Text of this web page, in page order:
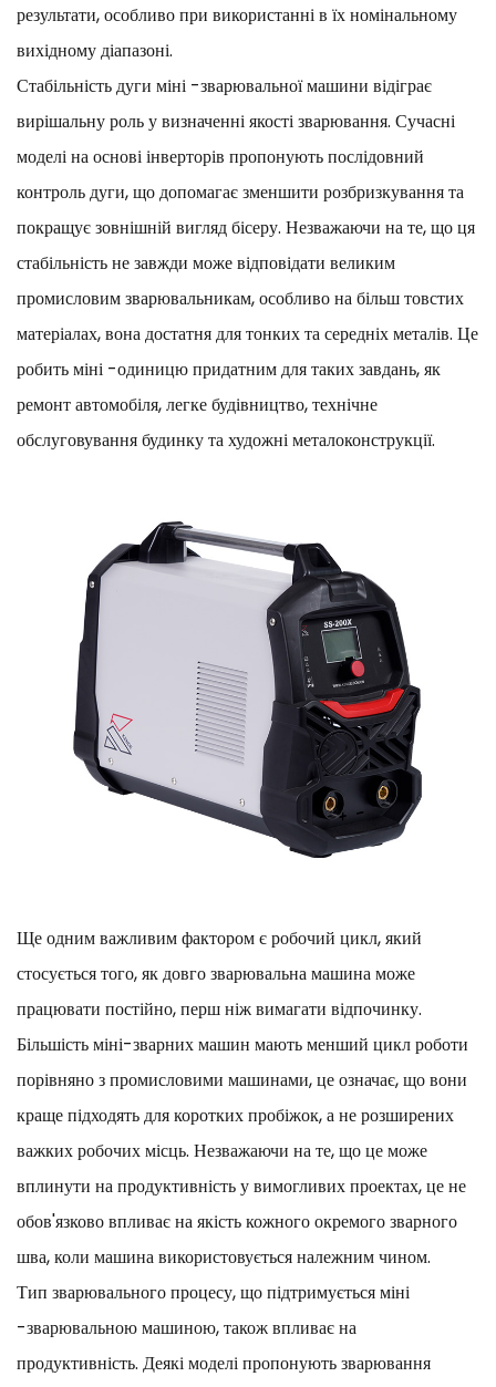
результати, особливо при використанні в їх номінальному
вихідному діапазоні.
Стабільність дуги міні -зварювальної машини відіграє
вирішальну роль у визначенні якості зварювання. Сучасні
моделі на основі інверторів пропонують послідовний
контроль дуги, що допомагає зменшити розбризкування та
покращує зовнішній вигляд бісеру. Незважаючи на те, що ця
стабільність не завжди може відповідати великим
промисловим зварювальникам, особливо на більш товстих
матеріалах, вона достатня для тонких та середніх металів. Це
робить міні -одиницю придатним для таких завдань, як
ремонт автомобіля, легке будівництво, технічне
обслуговування будинку та художні металоконструкції.
Ще одним важливим фактором є робочий цикл, який
стосується того, як довго зварювальна машина може
працювати постійно, перш ніж вимагати відпочинку.
Більшість міні-зварних машин мають менший цикл роботи
порівняно з промисловими машинами, це означає, що вони
краще підходять для коротких пробіжок, а не розширених
важких робочих місць. Незважаючи на те, що це може
вплинути на продуктивність у вимогливих проектах, це не
обов'язково впливає на якість кожного окремого зварного
шва, коли машина використовується належним чином.
Тип зварювального процесу, що підтримується міні
-зварювальною машиною, також впливає на
продуктивність. Деякі моделі пропонують зварювання